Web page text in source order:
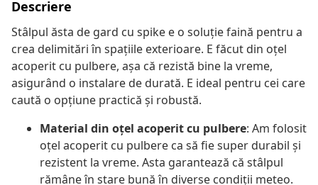
Descriere
Stâlpul ăsta de gard cu spike e o soluție faină pentru a
crea delimitări în spațiile exterioare. E făcut din oțel
acoperit cu pulbere, așa că rezistă bine la vreme,
asigurând o instalare de durată. E ideal pentru cei care
caută o opțiune practică și robustă.
Material din oțel acoperit cu pulbere: Am folosit
oțel acoperit cu pulbere ca să fie super durabil și
rezistent la vreme. Asta garantează că stâlpul
rămâne în stare bună în diverse condiții meteo.